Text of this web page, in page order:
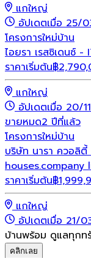
แกใหญ่
อัปเดตเมื่อ 25/
โครงการใหม่บ้าน
ไอยรา เรสซิเดนซ์ -
ราคาเริ่มต้น฿
แกใหญ่
อัปเดตเมื่อ 20/
ขายหมด2 ปีที่แล้ว
โครงการใหม่บ้าน
บริษัท นารา ควอลิ
houses.company
ราคาเริ่มต้น฿
แกใหญ่
อัปเดตเมื่อ 21/
บ้านพร้อม ดูแลทุกท
คลิกเลย